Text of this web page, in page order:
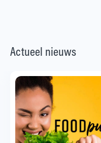
Actueel nieuws